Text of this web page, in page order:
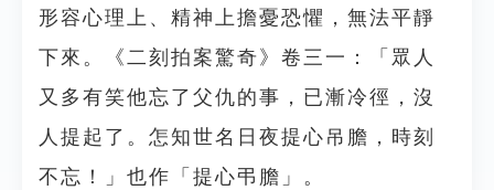
形容心理上、精神上擔憂恐懼，無法平靜
下來。《二刻拍案驚奇》卷三一：「眾人
又多有笑他忘了父仇的事，已漸冷徑，沒
人提起了。怎知世名日夜提心吊膽，時刻
不忘！」也作「提心弔膽」。